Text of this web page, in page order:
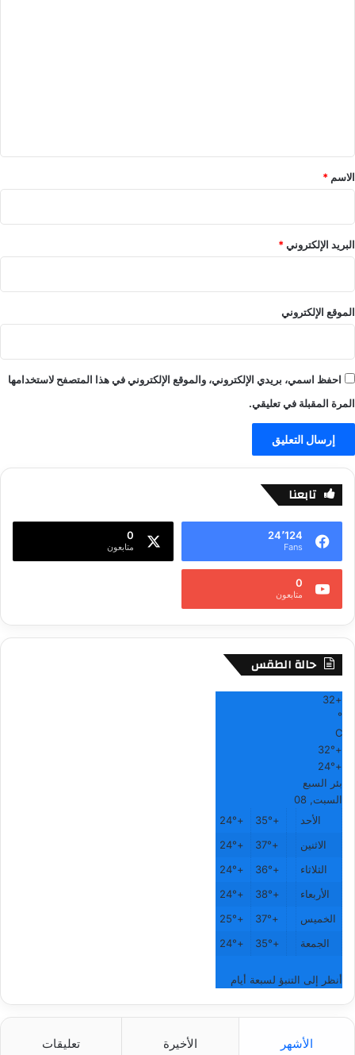
*
الاسم *
البريد الإلكتروني*
الموقع الإلكتروني
احفظ اسمي، بريدي الإلكتروني، والموقع الإلكتروني في هذا المتصفح لاستخدامها
المرة المقبلة في تعليقي.
تابعنا
24٬124
Fans
0
متابعون
0
متابعون
حالة الطقس
+
32
°
C
+
32°
+
24°
بئر السبع
السبت, 08
الأحد
+
35°
+
24°
الاثنين
+
37°
+
24°
الثلاثاء
+
36°
+
24°
الأربعاء
+
38°
+
24°
الخميس
+
37°
+
25°
الجمعة
+
35°
+
24°
أنظر إلى التنبؤ لسبعة أيام
الأشهر الأخيرة تعليقات